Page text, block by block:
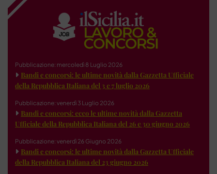
Pubblicazione: mercoledì 8 Luglio 2026
Bandi e concorsi: le ultime novità dalla Gazzetta Ufficiale
della Repubblica Italiana del 3 e 7 luglio 2026
Pubblicazione: venerdì 3 Luglio 2026
Bandi e concorsi: ecco le ultime novità dalla Gazzetta
Ufficiale della Repubblica Italiana del 26 e 30 giugno 2026
Pubblicazione: venerdì 26 Giugno 2026
Bandi e concorsi: le ultime novità dalla Gazzetta Ufficiale
della Repubblica Italiana del 23 giugno 2026